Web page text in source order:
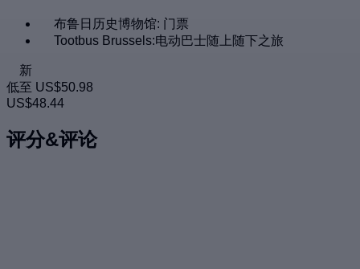
布鲁日历史博物馆: 门票
Tootbus Brussels:电动巴士随上随下之旅
新
低至 US$50.98
US$48.44
评分&评论